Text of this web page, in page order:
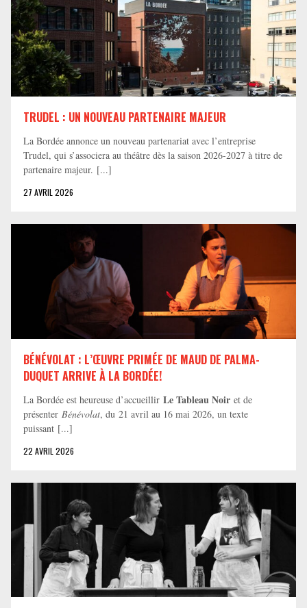
TRUDEL : UN NOUVEAU PARTENAIRE MAJEUR
La Bordée annonce un nouveau partenariat avec l’entreprise
Trudel, qui s’associera au théâtre dès la saison 2026-2027 à titre de
partenaire majeur. [...]
27 AVRIL 2026
BÉNÉVOLAT : L’ŒUVRE PRIMÉE DE MAUD DE PALMA-
DUQUET ARRIVE À LA BORDÉE!
La Bordée est heureuse d’accueillir Le Tableau Noir et de
présenter Bénévolat, du 21 avril au 16 mai 2026, un texte
puissant [...]
22 AVRIL 2026